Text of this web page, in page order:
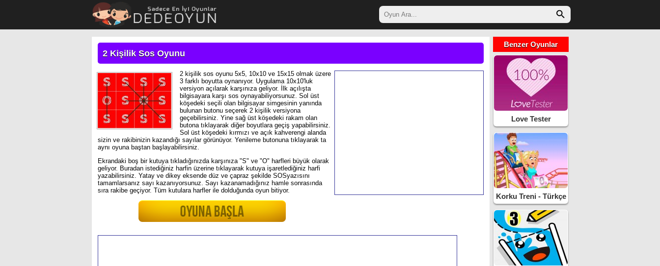
2 Kişilik Sos Oyunu
2 kişilik sos oyunu 5x5, 10x10 ve 15x15 olmak üzere
3 farklı boyutta oynanıyor. Uygulama 10x10'luk
versiyon açılarak karşınıza geliyor. İlk açılışta
bilgisayara karşı sos oynayabiliyorsunuz. Sol üst
köşedeki seçili olan bilgisayar simgesinin yanında
bulunan butonu seçerek 2 kişilik versiyona
geçebilirsiniz. Yine sağ üst köşedeki rakam olan
butona tıklayarak diğer boyutlara geçiş yapabilirsiniz.
Sol üst köşedeki kırmızı ve açık kahverengi alanda
sizin ve rakibinizin kazandığı sayılar görünüyor. Yenileme butonuna tıklayarak ta
aynı oyuna baştan başlayabilirsiniz.
Ekrandaki boş bir kutuya tıkladığınızda karşınıza "S" ve "O" harfleri büyük olarak
geliyor. Buradan istediğiniz harfin üzerine tıklayarak kutuya işaretlediğiniz harfi
yazabilirsiniz. Yatay ve dikey eksende düz ve çapraz şekilde SOSyazısını
tamamlarsanız sayı kazanıyorsunuz. Sayı kazanamadığınız hamle sonrasında
sıra rakibe geçiyor. Tüm kutulara harfler ile dolduğunda oyun bitiyor.
Benzer Oyunlar
Love Tester
Korku Treni - Türkçe